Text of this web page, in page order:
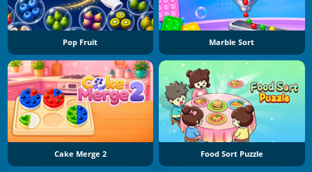
Pop Fruit Marble Sort
Cake Merge 2 Food Sort Puzzle